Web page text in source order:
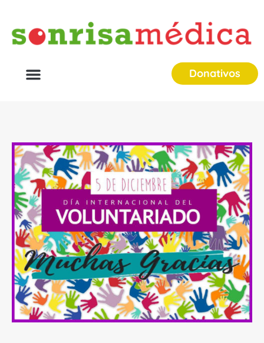
Donativos